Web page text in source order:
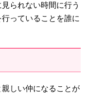
られない時間に行う
っていることを誰に
しい仲になることが